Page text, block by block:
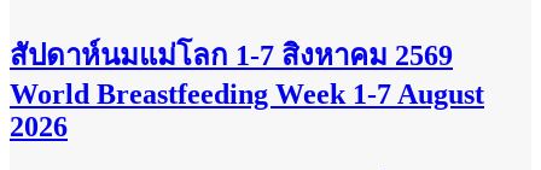
สัปดาห์นมแม่โลก 1-7 สิงหาคม 2569
World Breastfeeding Week 1-7 August
2026